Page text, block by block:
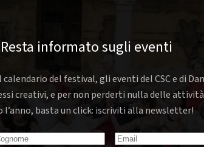
Resta informato sugli eventi
del festival, gli eventi del CSC e di
creativi, e per non perderti nulla delle
basta un click: iscriviti alla newsletter!